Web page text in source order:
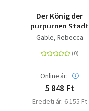
Der König der
purpurnen Stadt
Gable, Rebecca
Online ár:
5 848 Ft
Eredeti ár: 6 155 Ft